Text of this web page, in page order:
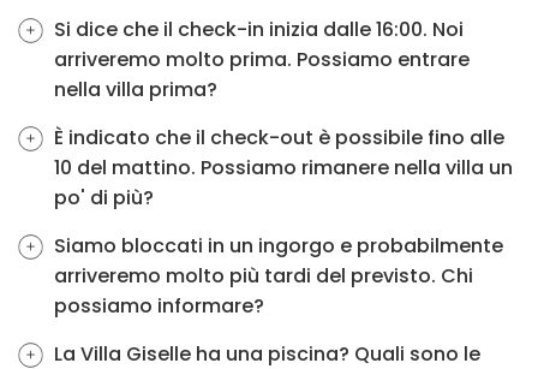
Si dice che il check-in inizia dalle 16:00. Noi
arriveremo molto prima. Possiamo entrare
nella villa prima?
È indicato che il check-out è possibile fino alle
10 del mattino. Possiamo rimanere nella villa un
po' di più?
Siamo bloccati in un ingorgo e probabilmente
arriveremo molto più tardi del previsto. Chi
possiamo informare?
La Villa Giselle ha una piscina? Quali sono le